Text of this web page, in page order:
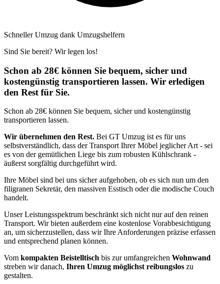
Schneller Umzug dank Umzugshelfern
Sind Sie bereit? Wir legen los!
Schon ab 28€ können Sie bequem, sicher und
kostengünstig transportieren lassen. Wir erledigen
den Rest für Sie.
Schon ab 28€ können Sie bequem, sicher und kostengünstig
transportieren lassen.
Wir übernehmen den Rest. Bei GT Umzug ist es für uns
selbstverständlich, dass der Transport Ihrer Möbel jeglicher Art - sei
es von der gemütlichen Liege bis zum robusten Kühlschrank -
äußerst sorgfältig durchgeführt wird.
Ihre Möbel sind bei uns sicher aufgehoben, ob es sich nun um den
filigranen Sekretär, den massiven Esstisch oder die modische Couch
handelt.
Unser Leistungsspektrum beschränkt sich nicht nur auf den reinen
Transport. Wir bieten außerdem eine kostenlose Vorabbesichtigung
an, um sicherzustellen, dass wir Ihre Anforderungen präzise erfassen
und entsprechend planen können.
Vom kompakten Beistelltisch bis zur umfangreichen Wohnwand
streben wir danach, Ihren Umzug möglichst reibungslos zu
gestalten.